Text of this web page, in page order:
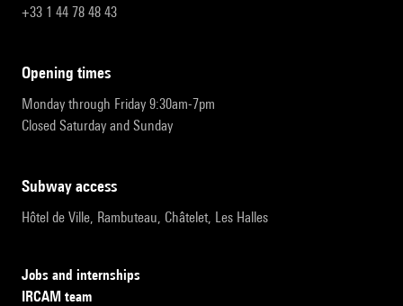
+33 1 44 78 48 43
opening times
Monday through Friday 9:30am-7pm
Closed Saturday and Sunday
subway access
Hôtel de Ville, Rambuteau, Châtelet, Les Halles
Jobs and internships
IRCAM team